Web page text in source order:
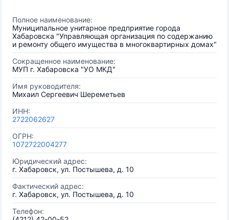
Полное наименование:
Муниципальное унитарное предприятие города
Хабаровска "Управляющая организация по содержанию
и ремонту общего имущества в многоквартирных домах"
Сокращенное наименование:
МУП г. Хабаровска "УО МКД"
Имя руководителя:
Михаил Сергеевич Шереметьев
ИНН:
2722062627
ОГРН:
1072722004277
Юридический адрес:
г. Хабаровск, ул. Постышева, д. 10
Фактический адрес:
г. Хабаровск, ул. Постышева, д. 10
Телефон: